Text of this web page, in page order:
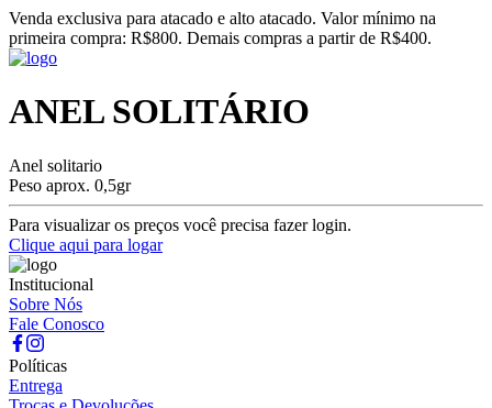
Venda exclusiva para atacado e alto atacado. Valor mínimo na
primeira compra: R$800. Demais compras a partir de R$400.
ANEL SOLITÁRIO
Anel solitario
Peso aprox. 0,5gr
Para visualizar os preços você precisa fazer login.
Clique aqui para logar
Institucional
Sobre Nós
Fale Conosco
Políticas
Entrega